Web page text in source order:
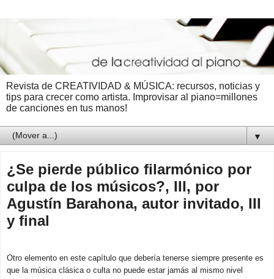
Revista de CREATIVIDAD & MÚSICA: recursos, noticias y
tips para crecer como artista. Improvisar al piano=millones
de canciones en tus manos!
▼
¿Se pierde público filarmónico por
culpa de los músicos?, III, por
Agustín Barahona, autor invitado, III
y final
Otro elemento en este capítulo que debería tenerse siempre presente es
que la música clásica o culta no puede estar jamás al mismo nivel